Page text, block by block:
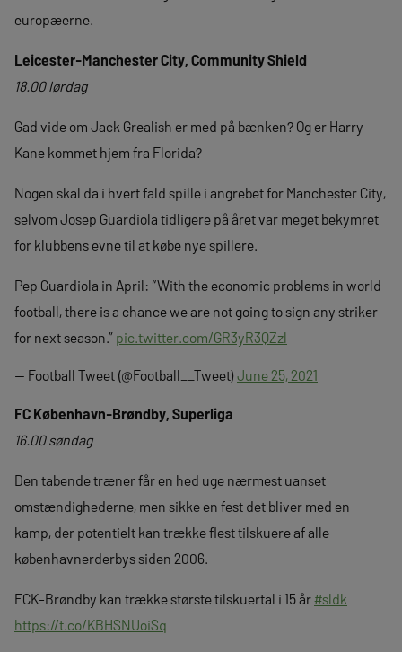
europæerne.
Leicester-Manchester City, Community Shield
18.00 lørdag
Gad vide om Jack Grealish er med på bænken? Og er Harry
Kane kommet hjem fra Florida?
Nogen skal da i hvert fald spille i angrebet for Manchester City,
selvom Josep Guardiola tidligere på året var meget bekymret
for klubbens evne til at købe nye spillere.
Pep Guardiola in April: “With the economic problems in world
football, there is a chance we are not going to sign any striker
for next season.” pic.twitter.com/GR3yR3QZzl
— Football Tweet (@Football__Tweet)June 25, 2021
FC København-Brøndby, Superliga
16.00 søndag
Den tabende træner får en hed uge nærmest uanset
omstændighederne, men sikke en fest det bliver med en
kamp, der potentielt kan trække flest tilskuere af alle
københavnerderbys siden 2006.
FCK-Brøndby kan trække største tilskuertal i 15 år#sldk
https://t.co/KBHSNUoiSq